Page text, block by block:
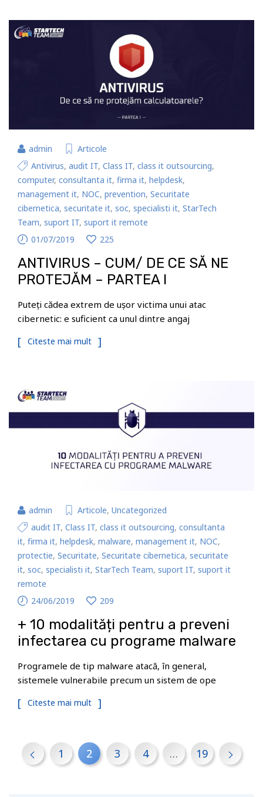
admin
Articole
Antivirus, audit IT, Class IT, class it outsourcing,
computer, consultanta it, firma it, helpdesk,
management it, NOC, prevention, Securitate
cibernetica, securitate it, soc, specialisti it, StarTech
Team, suport IT, suport it remote
01/07/2019
225
ANTIVIRUS – CUM/ DE CE SĂ NE
PROTEJĂM – PARTEA I
Puteți cădea extrem de ușor victima unui atac
cibernetic: e suficient ca unul dintre angaj
Citeste mai mult
admin Articole, Uncategorized
audit IT, Class IT, class it outsourcing, consultanta
it, firma it, helpdesk, malware, management it, NOC,
protectie, Securitate, Securitate cibernetica, securitate
it, soc, specialisti it, StarTech Team, suport IT, suport it
remote
24/06/2019
209
+ 10 modalități pentru a preveni
infectarea cu programe malware
Programele de tip malware atacă, în general,
sistemele vulnerabile precum un sistem de ope
Citeste mai mult
1 2 3 4 … 19